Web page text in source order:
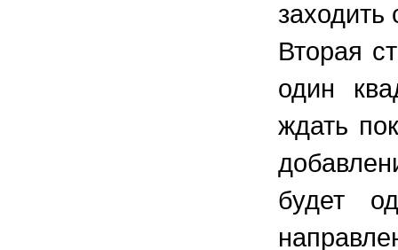
заходить
Вторая
один
ждать
будет